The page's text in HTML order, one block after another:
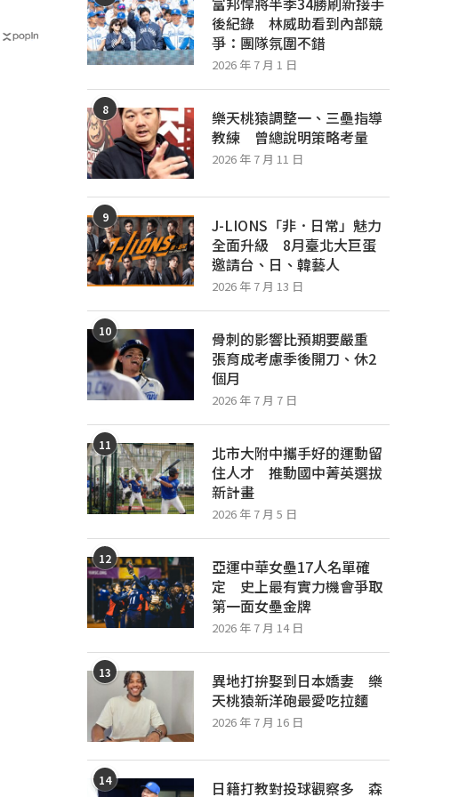
後紀錄 林威助看到內部競
爭：團隊氛圍不錯
2026 年 7 月 1 日
8
樂天桃猿調整一、三壘指導
教練 曾總說明策略考量
2026 年 7 月 11 日
9
J-LIONS「非．日常」魅力
全面升級 8月臺北大巨蛋
邀請台、日、韓藝人
2026 年 7 月 13 日
10
骨刺的影響比預期要嚴重
張育成考慮季後開刀、休2
個月
2026 年 7 月 7 日
11
北市大附中攜手好的運動留
住人才 推動國中菁英選拔
新計畫
2026 年 7 月 5 日
12
亞運中華女壘17人名單確
定 史上最有實力機會爭取
第一面女壘金牌
2026 年 7 月 14 日
13
異地打拚娶到日本嬌妻 樂
天桃猿新洋砲最愛吃拉麵
2026 年 7 月 16 日
14 日籍打教對投球觀察多 森